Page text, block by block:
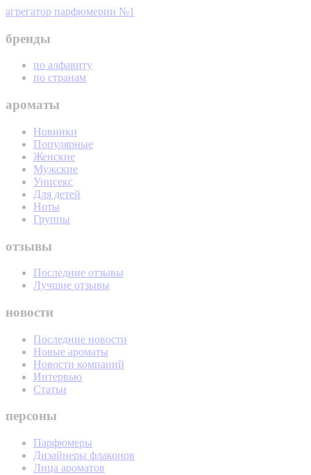
агрегатор парфюмерии №1
бренды
по алфавиту
по странам
ароматы
Новинки
Популярные
Женские
Мужские
Унисекс
Для детей
Ноты
Группы
отзывы
Последние отзывы
Лучшие отзывы
новости
Последние новости
Новые ароматы
Новости компаний
Интервью
Статьи
персоны
Парфюмеры
Дизайнеры флаконов
Лица ароматов